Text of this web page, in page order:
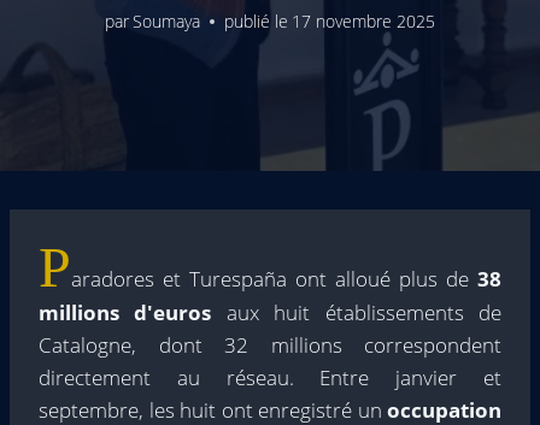
parSoumaya publié le 17 novembre 2025
Paradores et Turespaña ont alloué plus de 38
millions d'euros aux huit établissements de
Catalogne, dont 32 millions correspondent
directement au réseau. Entre janvier et
septembre, les huit ont enregistré un occupation